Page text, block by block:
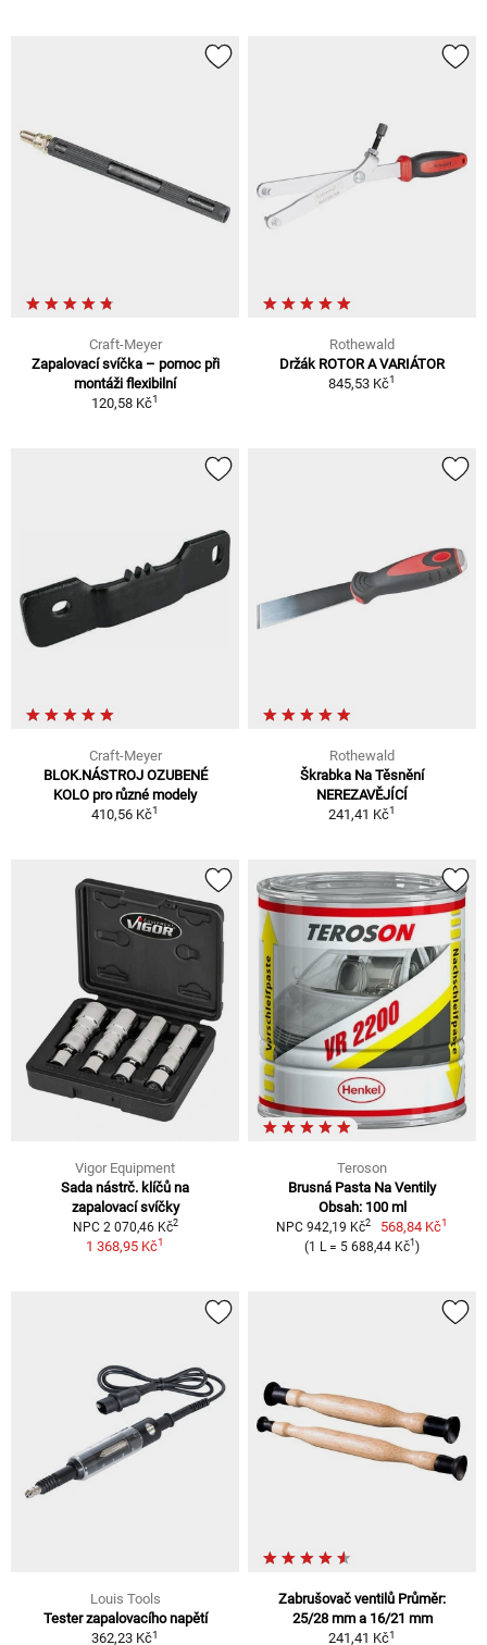
Craft-Meyer
Zapalovací svíčka – pomoc při
montáži flexibilní
120,58 Kč1
Rothewald
Držák ROTOR A VARIÁTOR
845,53 Kč1
Craft-Meyer
BLOK.NÁSTROJ OZUBENÉ
KOLO pro různé modely
410,56 Kč1
Rothewald
Škrabka Na Těsnění
NEREZAVĚJÍCÍ
241,41 Kč1
Vigor Equipment
Sada nástrč. klíčů na
zapalovací svíčky
NPC 2 070,46 Kč2
1 368,95 Kč1
Teroson
Brusná Pasta Na Ventily
Obsah: 100 ml
NPC 942,19 Kč2 568,84 Kč1
(1 L = 5 688,44 Kč1 )
Louis Tools
Tester zapalovacího napětí
362,23 Kč1
Zabrušovač ventilů Průměr:
25/28 mm a 16/21 mm
241,41 Kč1